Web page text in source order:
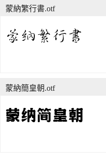
蒙納繁行書.otf
蒙納簡皇朝.otf